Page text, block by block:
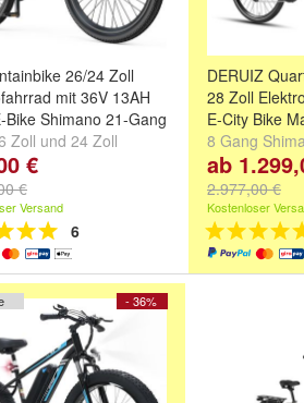
26/24 Zoll
mit 36V 13AH
Bike Shimano 21-Gang
Zoll und 24 Zoll
€
€
Versand
6
DERUIZ
28 Zoll
E-City Bike
8 Gang
M310-Smart
250W
Farbe:
grau,Quartz
...
ab
2.977,00 €
Kostenloser
- 36%